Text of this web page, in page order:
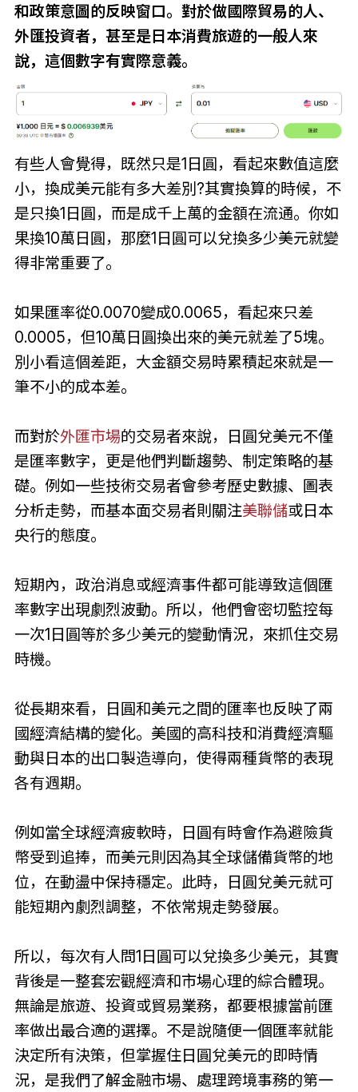
和政策意圖的反映窗口。對於做國際貿易的人、
外匯投資者，甚至是日本消費旅遊的一般人來
說，這個數字有實際意義。
有些人會覺得，既然只是1日圓，看起來數值這麼
小，換成美元能有多大差別?其實換算的時候，不
是只換1日圓，而是成千上萬的金額在流通。你如
果換10萬日圓，那麼1日圓可以兌換多少美元就變
得非常重要了。
如果匯率從0.0070變成0.0065，看起來只差
0.0005，但10萬日圓換出來的美元就差了5塊。
別小看這個差距，大金額交易時累積起來就是一
筆不小的成本差。
而對於外匯市場的交易者來說，日圓兌美元不僅
是匯率數字，更是他們判斷趨勢、制定策略的基
礎。例如一些技術交易者會參考歷史數據、圖表
分析走勢，而基本面交易者則關注美聯儲或日本
央行的態度。
短期內，政治消息或經濟事件都可能導致這個匯
率數字出現劇烈波動。所以，他們會密切監控每
一次1日圓等於多少美元的變動情況，來抓住交易
時機。
從長期來看，日圓和美元之間的匯率也反映了兩
國經濟結構的變化。美國的高科技和消費經濟驅
動與日本的出口製造導向，使得兩種貨幣的表現
各有週期。
例如當全球經濟疲軟時，日圓有時會作為避險貨
幣受到追捧，而美元則因為其全球儲備貨幣的地
位，在動盪中保持穩定。此時，日圓兌美元就可
能短期內劇烈調整，不依常規走勢發展。
所以，每次有人問1日圓可以兌換多少美元，其實
背後是一整套宏觀經濟和市場心理的綜合體現。
無論是旅遊、投資或貿易業務，都要根據當前匯
率做出最合適的選擇。不是說隨便一個匯率就能
決定所有決策，但掌握住日圓兌美元的即時情
況，是我們了解金融市場、處理跨境事務的第一